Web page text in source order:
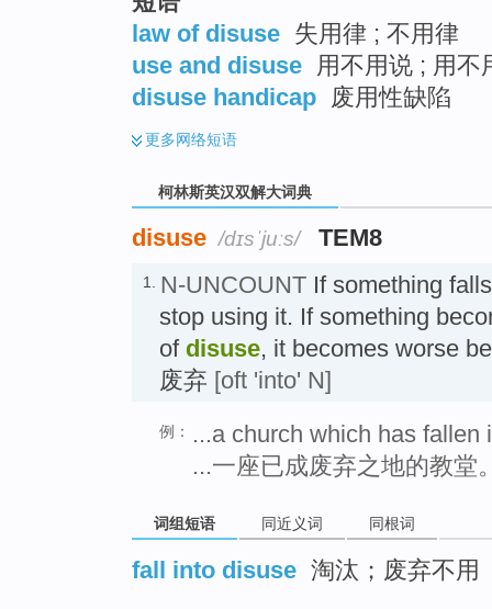
law of disuse 失用律 ; 不用律
use and disuse 用不用说 ; 用不
disuse handicap 废用性缺陷
更多网络短语
柯林斯英汉双解大词典
disuse /dɪsˈjuːs/ TEM8
1. N-UNCOUNT If something
stop using it. If something
of disuse, it becomes worse
废弃 [oft 'into' N]
例：
...a church which has fallen
...一座已成废弃之地的教堂
词组短语 同近义词 同根词
fall into disuse 淘汰；废弃不用